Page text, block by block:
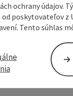
ochrany údajov.
poskytovateľov z
Tento súhlas